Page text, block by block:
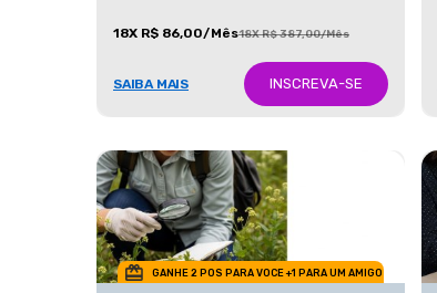
18X R$ 86,00/Mês18X R$ 387,00/Mês
SAIBA MAIS INSCREVA-SE
GANHE 2 POS PARA VOCE +1 PARA UM AMIGO